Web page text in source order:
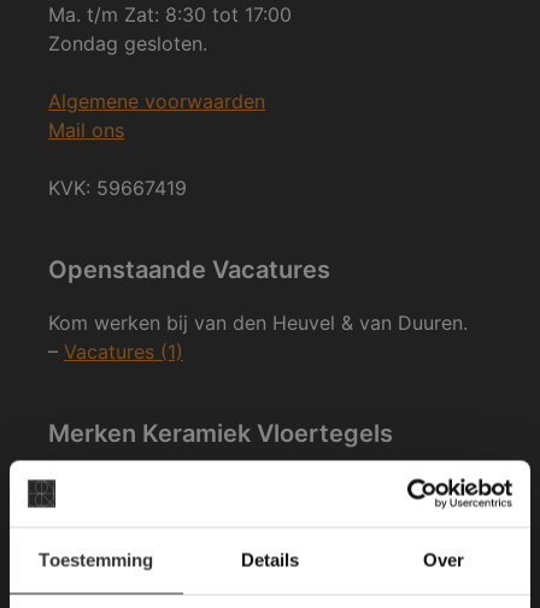
Toestemming Details Over
Ma. t/m Zat: 8:30 tot 17:00
Zondag gesloten.
Algemene voorwaarden
Mail ons
KVK: 59667419
Openstaande Vacatures
Kom werken bij van den Heuvel & van Duuren.
– Vacatures (1)
Merken Keramiek Vloertegels
Deze website maakt
gebruik van cookies.